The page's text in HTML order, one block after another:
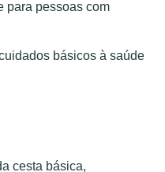
para pessoas com
básicos à saúde
cesta básica,